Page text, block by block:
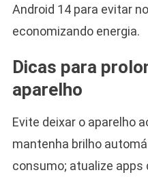
Android 14 para evitar
economizando energia.
Dicas para
aparelho
Evite deixar o aparelho
mantenha brilho
consumo; atualize